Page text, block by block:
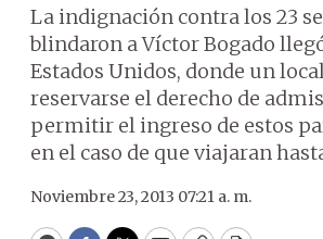
La indignación contra los 23
blindaron a Víctor Bogado
Estados Unidos, donde un
reservarse el derecho de
permitir el ingreso de estos
en el caso de que viajaran
Noviembre 23, 2013 07:21 a. m.